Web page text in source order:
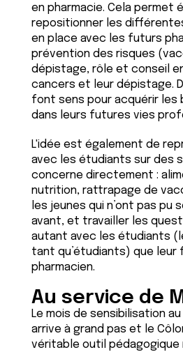
en pharmacie. Cela permet
repositionner les
en place avec les futurs
prévention des risques
dépistage, rôle et conseil
cancers et leur dépistage.
font sens pour acquérir les
dans leurs futures vies
L'idée est également de
avec les étudiants sur des
concerne directement :
nutrition, rattrapage de
les jeunes qui n’ont pas pu
avant, et travailler les
autant avec les étudiants
tant qu’étudiants) que leur
pharmacien.
Au service de
Le mois de sensibilisation
arrive à grand pas et le
véritable outil pédagogique